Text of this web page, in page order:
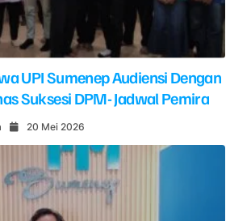
UPI Sumenep Audiensi Dengan
Suksesi DPM- Jadwal Pemira
20 Mei 2026